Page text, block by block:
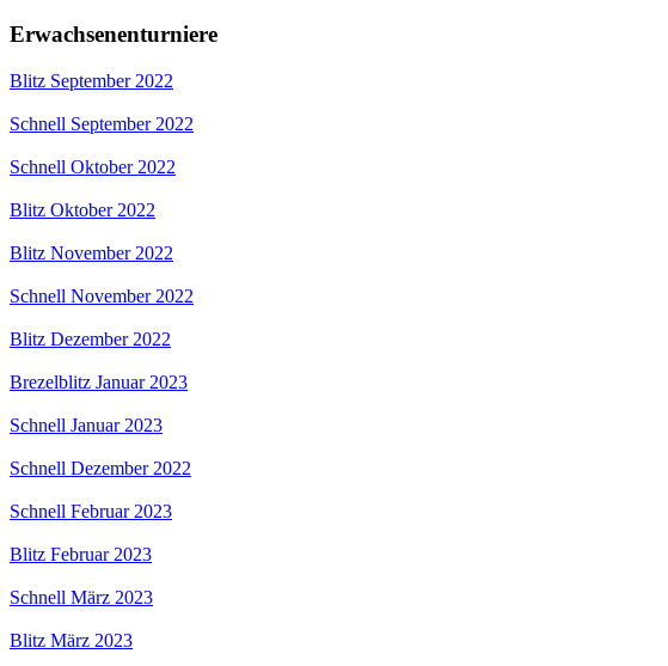
Erwachsenenturniere
Blitz September 2022
Schnell September 2022
Schnell Oktober 2022
Blitz Oktober 2022
Blitz November 2022
Schnell November 2022
Blitz Dezember 2022
Brezelblitz Januar 2023
Schnell Januar 2023
Schnell Dezember 2022
Schnell Februar 2023
Blitz Februar 2023
Schnell März 2023
Blitz März 2023